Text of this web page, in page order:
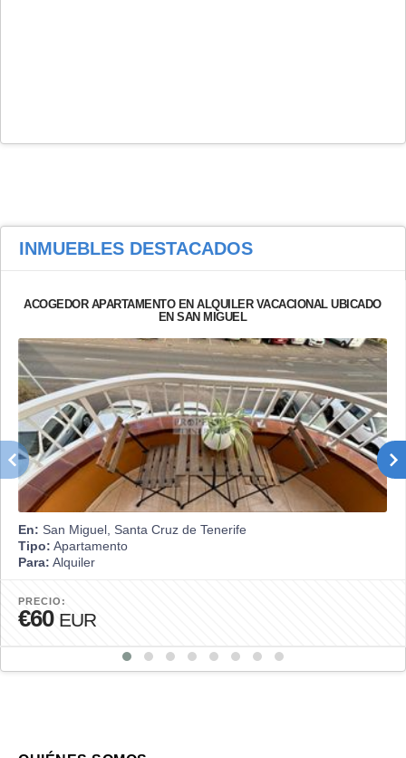
INMUEBLES DESTACADOS
ACOGEDOR APARTAMENTO EN ALQUILER VACACIONAL UBICADO
EN SAN MIGUEL
En: San Miguel, Santa Cruz de Tenerife
Tipo: Apartamento
Para: Alquiler
PRECIO:
€60 EUR